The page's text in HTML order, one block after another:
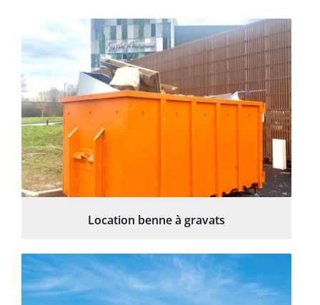
Location benne à gravats